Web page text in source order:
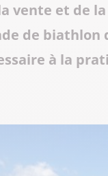
vente et de
de biathlon
à la